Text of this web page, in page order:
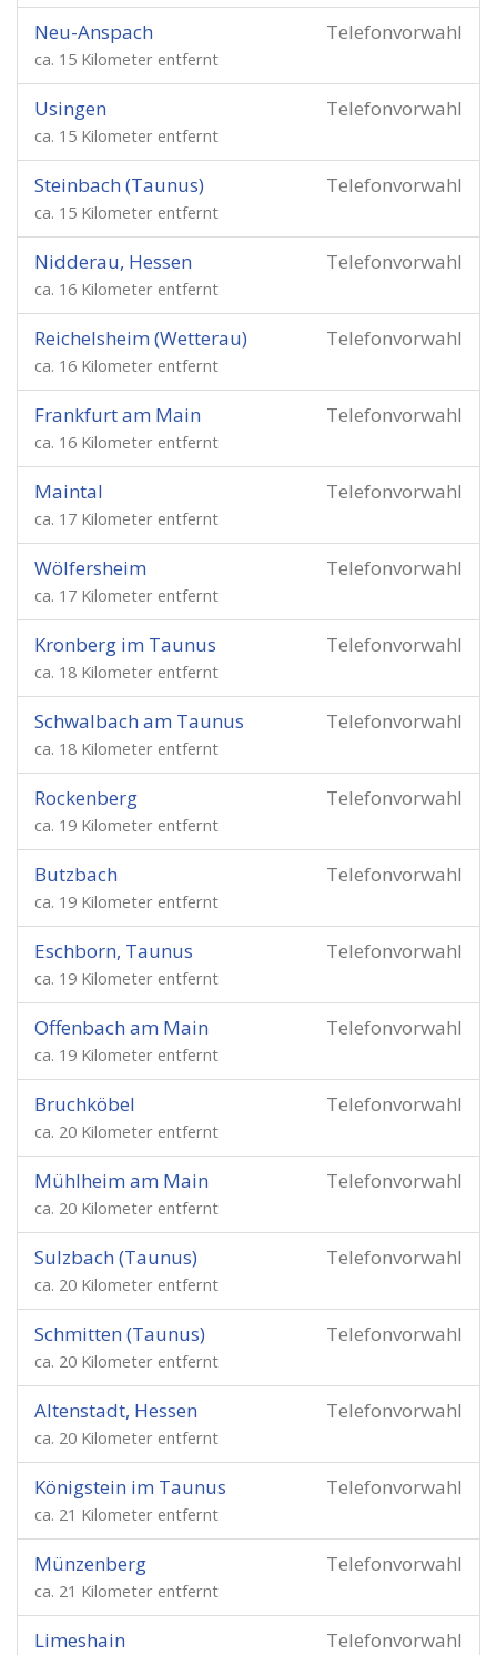
Telefonvorwahl
Neu-Anspach
ca. 15 Kilometer entfernt
Telefonvorwahl
Usingen
ca. 15 Kilometer entfernt
Telefonvorwahl
Steinbach (Taunus)
ca. 15 Kilometer entfernt
Telefonvorwahl
Nidderau, Hessen
ca. 16 Kilometer entfernt
Telefonvorwahl
Reichelsheim (Wetterau)
ca. 16 Kilometer entfernt
Telefonvorwahl
Frankfurt am Main
ca. 16 Kilometer entfernt
Telefonvorwahl
Maintal
ca. 17 Kilometer entfernt
Telefonvorwahl
Wölfersheim
ca. 17 Kilometer entfernt
Telefonvorwahl
Kronberg im Taunus
ca. 18 Kilometer entfernt
Telefonvorwahl
Schwalbach am Taunus
ca. 18 Kilometer entfernt
Telefonvorwahl
Rockenberg
ca. 19 Kilometer entfernt
Telefonvorwahl
Butzbach
ca. 19 Kilometer entfernt
Telefonvorwahl
Eschborn, Taunus
ca. 19 Kilometer entfernt
Telefonvorwahl
Offenbach am Main
ca. 19 Kilometer entfernt
Telefonvorwahl
Bruchköbel
ca. 20 Kilometer entfernt
Telefonvorwahl
Mühlheim am Main
ca. 20 Kilometer entfernt
Telefonvorwahl
Sulzbach (Taunus)
ca. 20 Kilometer entfernt
Telefonvorwahl
Schmitten (Taunus)
ca. 20 Kilometer entfernt
Telefonvorwahl
Altenstadt, Hessen
ca. 20 Kilometer entfernt
Telefonvorwahl
Königstein im Taunus
ca. 21 Kilometer entfernt
Telefonvorwahl
Münzenberg
ca. 21 Kilometer entfernt
Telefonvorwahl
Limeshain